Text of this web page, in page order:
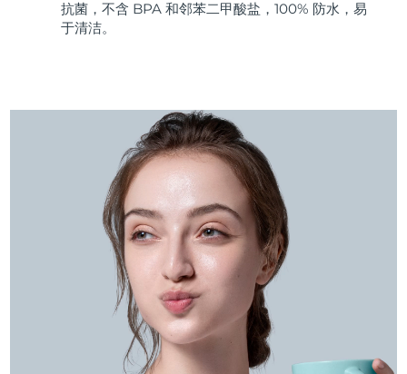
抗菌，不含 BPA 和邻苯二甲酸盐，100% 防水，易
于清洁。